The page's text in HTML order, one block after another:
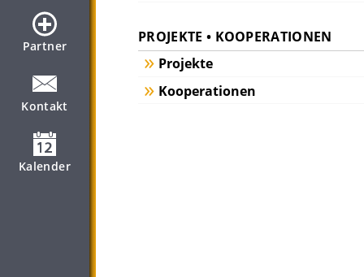
Partner
Kontakt
Kalender
PROJEKTE • KOOPERATIONEN
Projekte
Kooperationen